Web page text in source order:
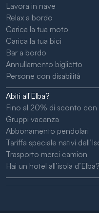
Lavora in nave
Relax a bordo
Carica la tua moto
Carica la tua bici
Bar a bordo
Annullamento biglietto
Persone con disabilità
Abiti all'Elba?
Fino al 20% di sconto con
Gruppi vacanza
Abbonamento pendolari
Tariffa speciale nativi
Trasporto merci camion
Hai un hotel all’isola d’Elba?